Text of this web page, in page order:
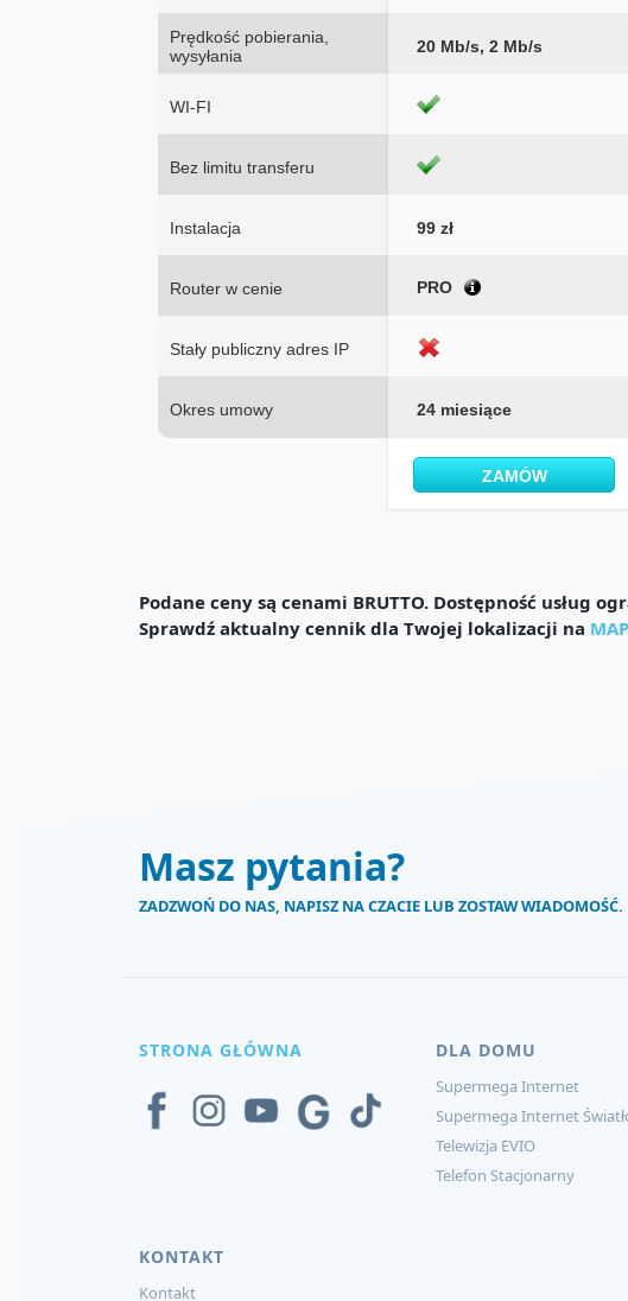
Prędkość pobierania,
wysyłania
WI-FI
Bez limitu transferu
Instalacja
Router w cenie
Stały publiczny adres IP
Okres umowy
20 Mb/s, 2 Mb/s
99 zł
PRO
24 miesiące
ZAMÓW
Podane ceny są cenami BRUTTO. Dostępność usług
Sprawdź aktualny cennik dla Twojej lokalizacji na
Masz pytania?
ZADZWOŃ DO NAS, NAPISZ NA CZACIE LUB ZOSTAW WIADOMOŚĆ.
STRONA GŁÓWNA DLA DOMU
Supermega Internet
Supermega Internet
Telewizja EVIO
Telefon Stacjonarny
KONTAKT
Kontakt